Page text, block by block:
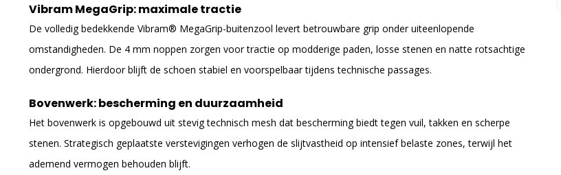
Vibram MegaGrip: maximale tractie
De volledig bedekkende Vibram® MegaGrip-buitenzool levert betrouwbare grip onder uiteenlopende
omstandigheden. De 4 mm noppen zorgen voor tractie op modderige paden, losse stenen en natte rotsachtige
ondergrond. Hierdoor blijft de schoen stabiel en voorspelbaar tijdens technische passages.
Bovenwerk: bescherming en duurzaamheid
Het bovenwerk is opgebouwd uit stevig technisch mesh dat bescherming biedt tegen vuil, takken en scherpe
stenen. Strategisch geplaatste verstevigingen verhogen de slijtvastheid op intensief belaste zones, terwijl het
ademend vermogen behouden blijft.